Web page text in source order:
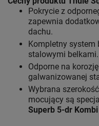
Pokrycie z
zapewnia
dachu.
Kompletny
stalowymi
Odporne na
galwanizowanej
Wybrana
mocujący są
Superb 5-dr